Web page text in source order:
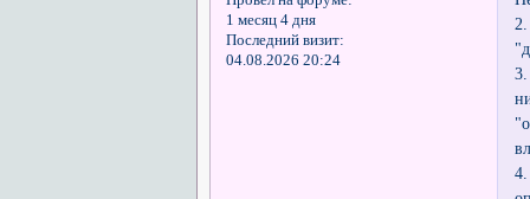
1 месяц 4 дня
Последний визит:
04.08.2026 20:24